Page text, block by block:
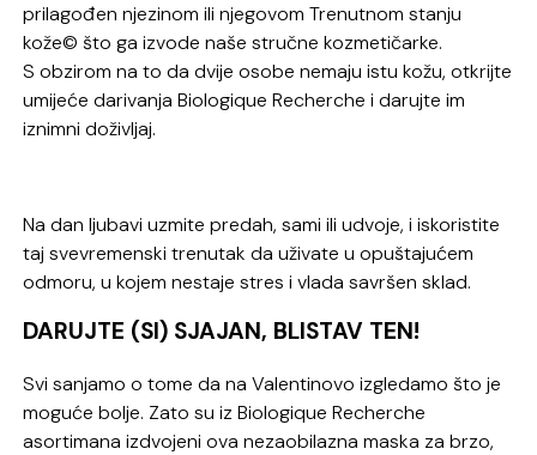
prilagođen njezinom ili njegovom Trenutnom stanju
kože© što ga izvode naše stručne kozmetičarke.
S obzirom na to da dvije osobe nemaju istu kožu, otkrijte
umijeće darivanja Biologique Recherche i darujte im
iznimni doživljaj.
Na dan ljubavi uzmite predah, sami ili udvoje, i iskoristite
taj svevremenski trenutak da uživate u opuštajućem
odmoru, u kojem nestaje stres i vlada savršen sklad.
DARUJTE (SI) SJAJAN, BLISTAV TEN!
Svi sanjamo o tome da na Valentinovo izgledamo što je
moguće bolje. Zato su iz Biologique Recherche
asortimana izdvojeni ova nezaobilazna maska za brzo,